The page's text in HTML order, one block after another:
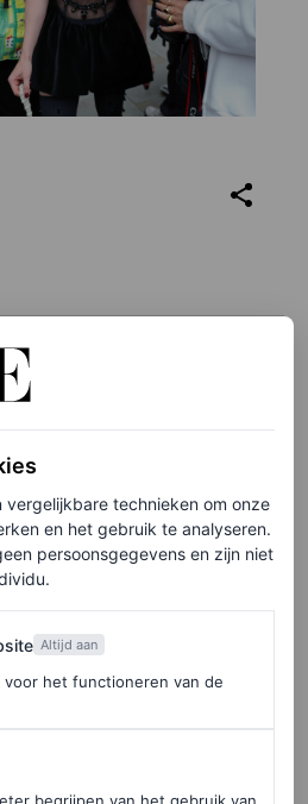
vergelijkbare technieken om onze
en het gebruik te analyseren.
persoonsgegevens en zijn niet
Altijd aan
voor het functioneren van de